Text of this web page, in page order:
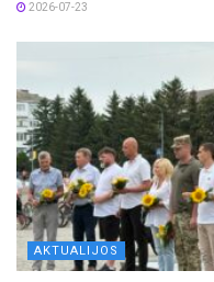
2026-07-23
AKTUALIJOS